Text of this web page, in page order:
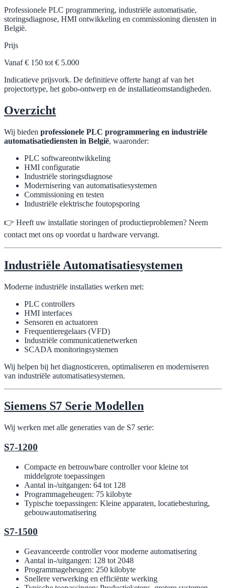
Professionele PLC programmering, industriële automatisatie,
storingsdiagnose, HMI ontwikkeling en commissioning diensten in
België.
Prijs
Vanaf € 150 tot € 5.000
Indicatieve prijsvork. De definitieve offerte hangt af van het
projectortype, het gobo-ontwerp en de installatieomstandigheden.
Overzicht
Wij bieden professionele PLC programmering en industriële
automatisatiediensten in België, waaronder:
PLC softwareontwikkeling
HMI configuratie
Industriële storingsdiagnose
Modernisering van automatisatiesystemen
Commissioning en testen
Industriële elektrische foutopsporing
👉 Heeft uw installatie storingen of productieproblemen? Neem
contact met ons op voordat u hardware vervangt.
Industriële Automatisatiesystemen
Moderne industriële installaties werken met:
PLC controllers
HMI interfaces
Sensoren en actuatoren
Frequentieregelaars (VFD)
Industriële communicatienetwerken
SCADA monitoringsystemen
Wij helpen bij het diagnosticeren, optimaliseren en moderniseren
van industriële automatisatiesystemen.
Siemens S7 Serie Modellen
Wij werken met alle generaties van de S7 serie:
S7-1200
Compacte en betrouwbare controller voor kleine tot
middelgrote toepassingen
Aantal in-/uitgangen: 64 tot 128
Programmageheugen: 75 kilobyte
Typische toepassingen: Kleine apparaten, locatiebesturing,
gebouwautomatisering
S7-1500
Geavanceerde controller voor moderne automatisering
Aantal in-/uitgangen: 128 tot 2048
Programmageheugen: 250 kilobyte
Snellere verwerking en efficiënte werking